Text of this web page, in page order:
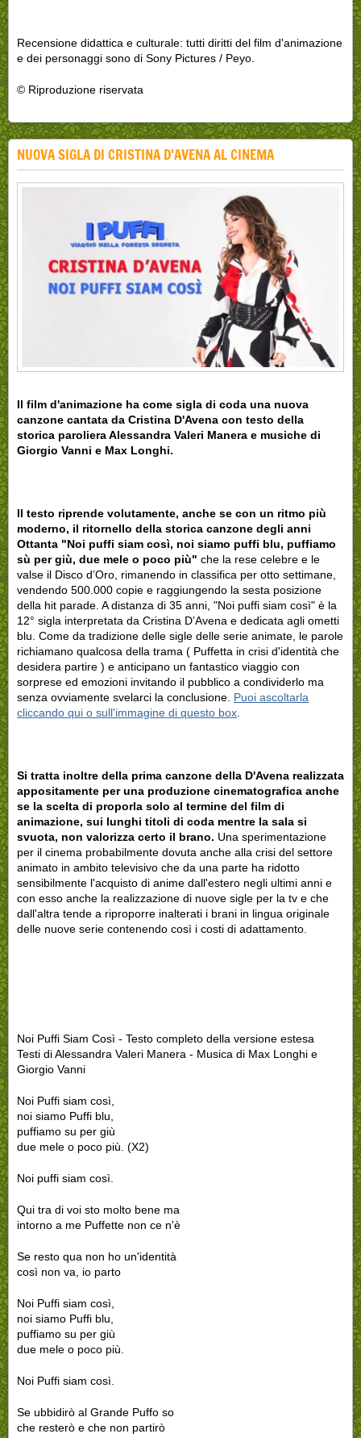
Recensione didattica e culturale: tutti diritti del film d'animazione
e dei personaggi sono di Sony Pictures / Peyo.
© Riproduzione riservata
NUOVA SIGLA DI CRISTINA D'AVENA AL CINEMA
Il film d'animazione ha come sigla di coda una nuova
canzone cantata da Cristina D'Avena con testo della
storica paroliera Alessandra Valeri Manera e musiche di
Giorgio Vanni e Max Longhi.
Il testo riprende volutamente, anche se con un ritmo più
moderno, il ritornello della storica canzone degli anni
Ottanta "Noi puffi siam così, noi siamo puffi blu, puffiamo
sù per giù, due mele o poco più" che la rese celebre e le
valse il Disco d’Oro, rimanendo in classifica per otto settimane,
vendendo 500.000 copie e raggiungendo la sesta posizione
della hit parade. A distanza di 35 anni, "Noi puffi siam così" è la
12° sigla interpretata da Cristina D’Avena e dedicata agli ometti
blu. Come da tradizione delle sigle delle serie animate, le parole
richiamano qualcosa della trama ( Puffetta in crisi d'identità che
desidera partire ) e anticipano un fantastico viaggio con
sorprese ed emozioni invitando il pubblico a condividerlo ma
senza ovviamente svelarci la conclusione. Puoi ascoltarla
cliccando qui o sull'immagine di questo box
Si tratta inoltre della prima canzone della D'Avena realizzata
appositamente per una produzione cinematografica anche
se la scelta di proporla solo al termine del film di
animazione, sui lunghi titoli di coda mentre la sala si
svuota, non valorizza certo il brano. Una sperimentazione
per il cinema probabilmente dovuta anche alla crisi del settore
animato in ambito televisivo che da una parte ha ridotto
sensibilmente l'acquisto di anime dall'estero negli ultimi anni e
con esso anche la realizzazione di nuove sigle per la tv e che
dall'altra tende a riproporre inalterati i brani in lingua originale
delle nuove serie contenendo così i costi di adattamento.
Noi Puffi Siam Così - Testo completo della versione estesa
Testi di Alessandra Valeri Manera - Musica di Max Longhi e
Giorgio Vanni
Noi Puffi siam così,
noi siamo Puffi blu,
puffiamo su per giù
due mele o poco più. (X2)
Noi puffi siam così.
Qui tra di voi sto molto bene ma
intorno a me Puffette non ce n'è
Se resto qua non ho un'identità
così non va, io parto
Noi Puffi siam così,
noi siamo Puffi blu,
puffiamo su per giù
due mele o poco più.
Noi Puffi siam così.
Se ubbidirò al Grande Puffo so
che resterò e che non partirò